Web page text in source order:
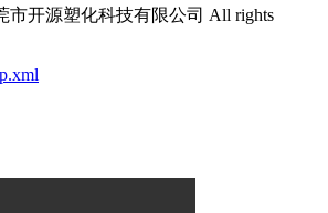
市开源塑化科技有限公司 All rights